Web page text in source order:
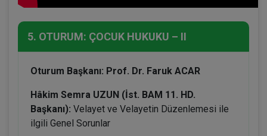
5. OTURUM: ÇOCUK HUKUKU – II
Oturum Başkanı: Prof. Dr. Faruk ACAR
Hâkim Semra UZUN (İst. BAM 11. HD.
Başkanı): Velayet ve Velayetin Düzenlemesi ile
ilgili Genel Sorunlar